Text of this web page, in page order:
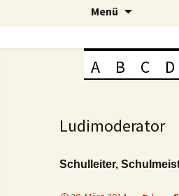
Menü
A B C D
Ludimoderator
Schulleiter,